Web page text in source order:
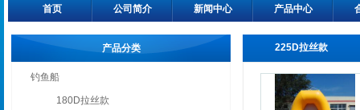
首页 公司简介 新闻中心 产品中心
产品分类
钓鱼船
180D拉丝款
225D拉丝款